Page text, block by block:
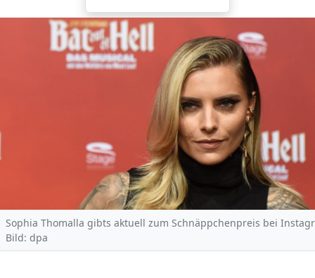
Sophia Thomalla gibts aktuell zum Schnäppchenpreis bei
Bild: dpa